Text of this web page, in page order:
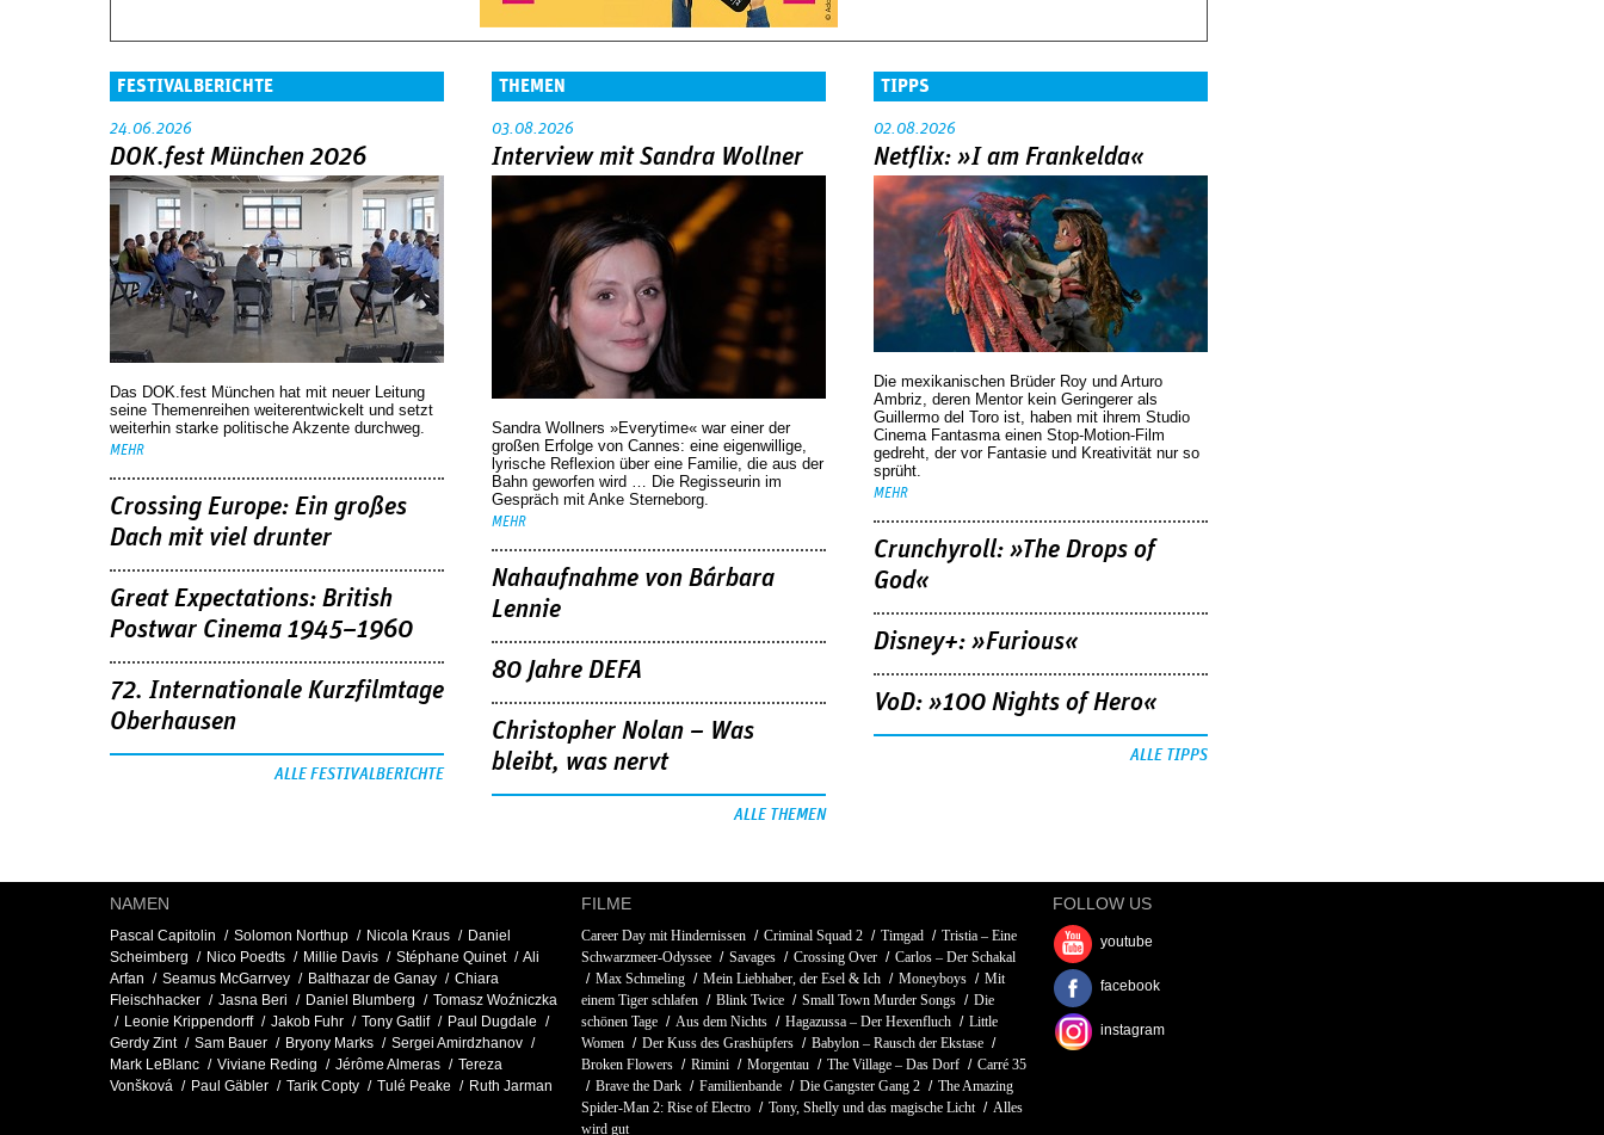
FESTIVALBERICHTE
24.06.2026
DOK.fest München 2026
Das DOK.fest München hat mit neuer Leitung
seine Themenreihen weiterentwickelt und setzt
weiterhin starke politische Akzente durchweg.
MEHR
Crossing Europe: Ein großes
Dach mit viel drunter
Great Expectations: British
Postwar Cinema 1945–1960
72. Internationale Kurzfilmtage
Oberhausen
ALLE FESTIVALBERICHTE
THEMEN
03.08.2026
Interview mit Sandra Wollner
Sandra Wollners »Everytime« war einer der
großen Erfolge von Cannes: eine eigenwillige,
lyrische Reflexion über eine ­Familie, die aus der
Bahn geworfen wird … Die Regisseurin im
Gespräch mit Anke Sterneborg.
MEHR
Nahaufnahme von Bárbara
Lennie
80 Jahre DEFA
Christopher Nolan – Was
bleibt, was nervt
ALLE THEMEN
TIPPS
02.08.2026
Netflix: »I am Frankelda«
Die mexikanischen Brüder Roy und Arturo
Ambriz, deren Mentor kein Geringerer als
Guillermo del Toro ist, haben mit ihrem Studio
Cinema Fantasma einen Stop-Motion-Film
gedreht, der vor Fantasie und Kreativität nur so
sprüht.
MEHR
Crunchyroll: »The Drops of
God«
Disney+: »Furious«
VoD: »100 Nights of Hero«
ALLE TIPPS
NAMEN
Pascal Capitolin Solomon Northup Nicola Kraus
Daniel
Scheimberg
Nico Poedts Millie Davis Stéphane Quinet
Ali
Arfan
Seamus McGarrvey Balthazar de Ganay
Chiara
Fleischhacker
Jasna Beri Daniel Blumberg
Tomasz Woźniczka
Leonie Krippendorff
Jakob Fuhr Tony Gatlif
Paul Dugdale
Gerdy Zint
Sam Bauer Bryony Marks
Sergei Amirdzhanov
Mark LeBlanc
Viviane Reding Jérôme Almeras
Tereza
Vonšková
Paul Gäbler Tarik Copty Tulé Peake Ruth Jarman
FILME
Career Day mit Hindernissen Criminal Squad 2 Timgad
Tristia – Eine
Schwarzmeer-Odyssee
Savages Crossing Over
Carlos – Der Schakal
Max Schmeling
Mein Liebhaber, der Esel & Ich Moneyboys
Mit
einem Tiger schlafen
Blink Twice Small Town Murder Songs
Die
schönen Tage
Aus dem Nichts Hagazussa – Der Hexenfluch
Little
Women
Der Kuss des Grashüpfers
Babylon – Rausch der Ekstase
Broken Flowers
Rimini Morgentau The Village – Das Dorf
Carré 35
Brave the Dark
Familienbande Die Gangster Gang 2
The Amazing
Spider-Man 2: Rise of Electro
Tony, Shelly und das magische Licht
Alles
wird gut
FOLLOW US
youtube
facebook
instagram